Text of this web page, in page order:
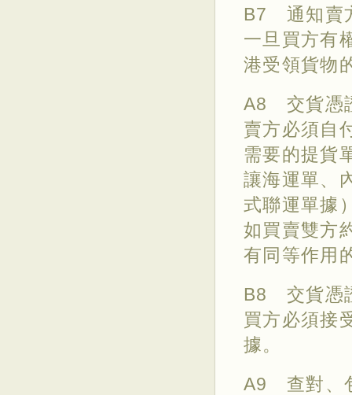
B7 通知賣
一旦買方有
港受領貨物
A8 交貨憑
賣方必須自
需要的提貨
讓海運單、
式聯運單據
如買賣雙方
有同等作用
B8 交貨憑
買方必須接
據。
A9 查對、